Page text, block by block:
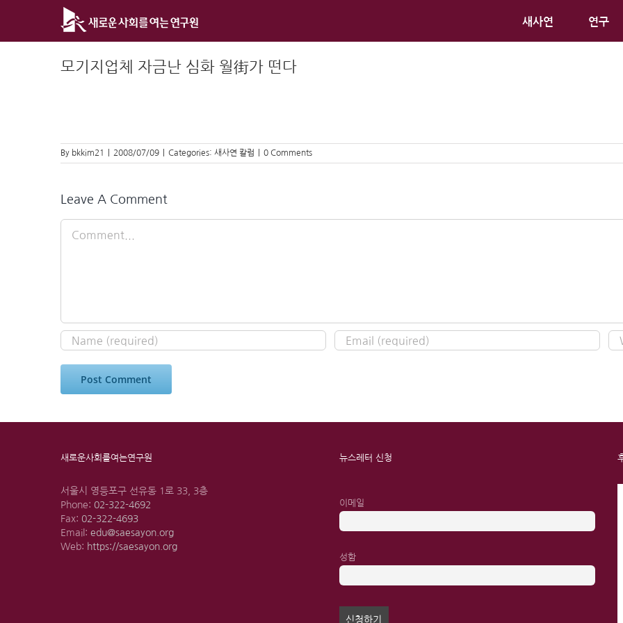
새사연 연구
모기지업체 자금난 심화 월街가 떤다
By bkkim21 2008/07/09 Categories: 새사연 칼럼 0 Comments
Leave A Comment
새로운사회를여는연구원
서울시 영등포구 선유동 1로 33, 3층
Phone: 02-322-4692
Fax: 02-322-4693
Email: edu@saesayon.org
Web: https://saesayon.org
뉴스레터 신청
이메일
성함